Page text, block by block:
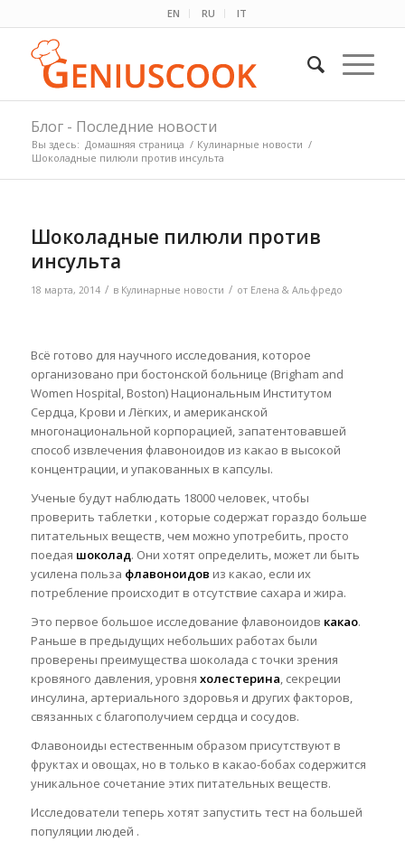
EN RU IT
Блог - Последние новости
Вы здесь: Домашняя страница / Кулинарные новости /
Шоколадные пилюли против инсульта
Шоколадные пилюли против
инсульта
18 марта, 2014 / в Кулинарные новости / от Елена & Альфредо
Всё готово для научного исследования, которое
организовано при бостонской больнице (Brigham and
Women Hospital, Boston) Национальным Институтом
Сердца, Крови и Лёгких, и американской
многонациональной корпорацией, запатентовавшей
способ извлечения флавоноидов из какао в высокой
концентрации, и упакованных в капсулы.
Ученые будут наблюдать 18000 человек, чтобы
проверить таблетки , которые содержат гораздо больше
питательных веществ, чем можно употребить, просто
поедая шоколад. Они хотят определить, может ли быть
усилена польза флавоноидов из какао, если их
потребление происходит в отсутствие сахара и жира.
Это первое большое исследование флавоноидов какао.
Раньше в предыдущих небольших работах были
проверены преимущества шоколада с точки зрения
кровяного давления, уровня холестерина, секреции
инсулина, артериального здоровья и других факторов,
связанных с благополучием сердца и сосудов.
Флавоноиды естественным образом присутствуют в
фруктах и овощах, но в только в какао-бобах содержится
уникальное сочетание этих питательных веществ.
Исследователи теперь хотят запустить тест на большей
популяции людей .